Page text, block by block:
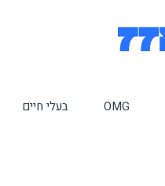
OMG בעלי חיים